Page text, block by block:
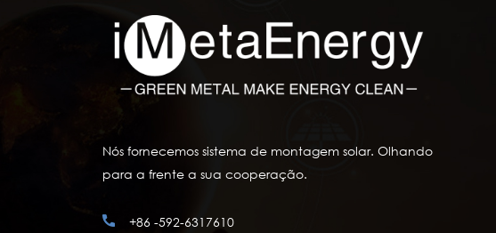
Nós fornecemos sistema de montagem solar. Olhando
para a frente a sua cooperação.
+86 -592-6317610